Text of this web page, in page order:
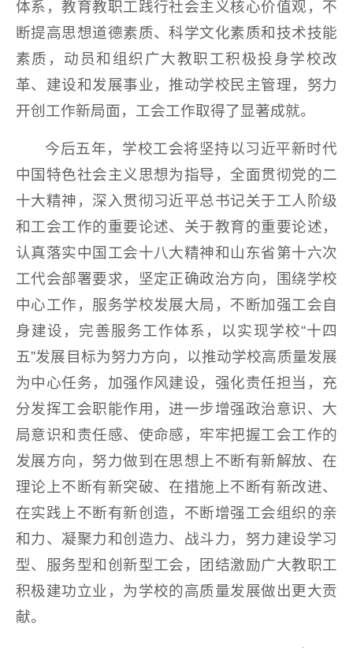
体系，教育教职工践行社会主义核心价值观，不
断提高思想道德素质、科学文化素质和技术技能
素质，动员和组织广大教职工积极投身学校改
革、建设和发展事业，推动学校民主管理，努力
开创工作新局面，工会工作取得了显著成就。
今后五年，学校工会将坚持以习近平新时代
中国特色社会主义思想为指导，全面贯彻党的二
十大精神，深入贯彻习近平总书记关于工人阶级
和工会工作的重要论述、关于教育的重要论述，
认真落实中国工会十八大精神和山东省第十六次
工代会部署要求，坚定正确政治方向，围绕学校
中心工作，服务学校发展大局，不断加强工会自
身建设，完善服务工作体系，以实现学校“十四
五”发展目标为努力方向，以推动学校高质量发展
为中心任务，加强作风建设，强化责任担当，充
分发挥工会职能作用，进一步增强政治意识、大
局意识和责任感、使命感，牢牢把握工会工作的
发展方向，努力做到在思想上不断有新解放、在
理论上不断有新突破、在措施上不断有新改进、
在实践上不断有新创造，不断增强工会组织的亲
和力、凝聚力和创造力、战斗力，努力建设学习
型、服务型和创新型工会，团结激励广大教职工
积极建功立业，为学校的高质量发展做出更大贡
献。